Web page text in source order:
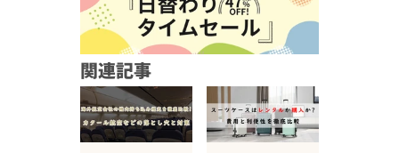
関連記事